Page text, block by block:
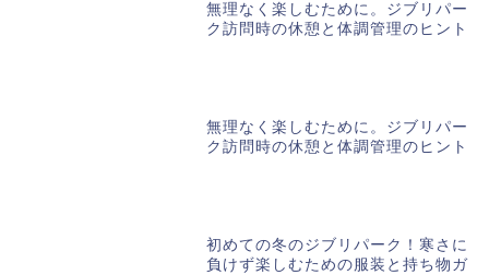
無理なく楽しむために。ジブリパー
ク訪問時の休憩と体調管理のヒント
無理なく楽しむために。ジブリパー
ク訪問時の休憩と体調管理のヒント
初めての冬のジブリパーク！寒さに
負けず楽しむための服装と持ち物ガ